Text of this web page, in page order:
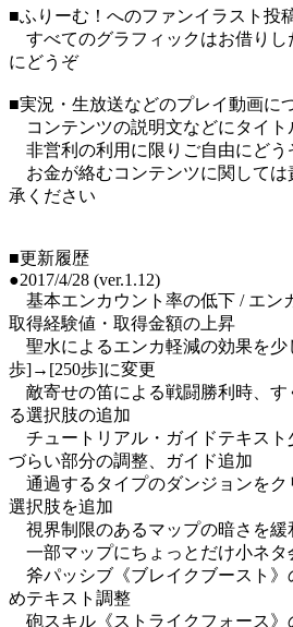
■ふりーむ！へのファンイラスト投
すべてのグラフィックはお借りし
にどうぞ
■実況・生放送などのプレイ動画に
コンテンツの説明文などにタイト
非営利の利用に限りご自由にどう
お金が絡むコンテンツに関しては
承ください
■更新履歴
●2017/4/28 (ver.1.12)
基本エンカウント率の低下 / エン
取得経験値・取得金額の上昇
聖水によるエンカ軽減の効果を少
歩]→[250歩]に変更
敵寄せの笛による戦闘勝利時、す
る選択肢の追加
チュートリアル・ガイドテキスト
づらい部分の調整、ガイド追加
通過するタイプのダンジョンをク
選択肢を追加
視界制限のあるマップの暗さを緩
一部マップにちょっとだけ小ネタ
斧パッシブ《ブレイクブースト》
めテキスト調整
砲スキル《ストライクフォース》